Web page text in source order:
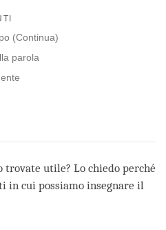
(Continua)
parola
trovate utile? Lo chiedo perché
in cui possiamo insegnare il